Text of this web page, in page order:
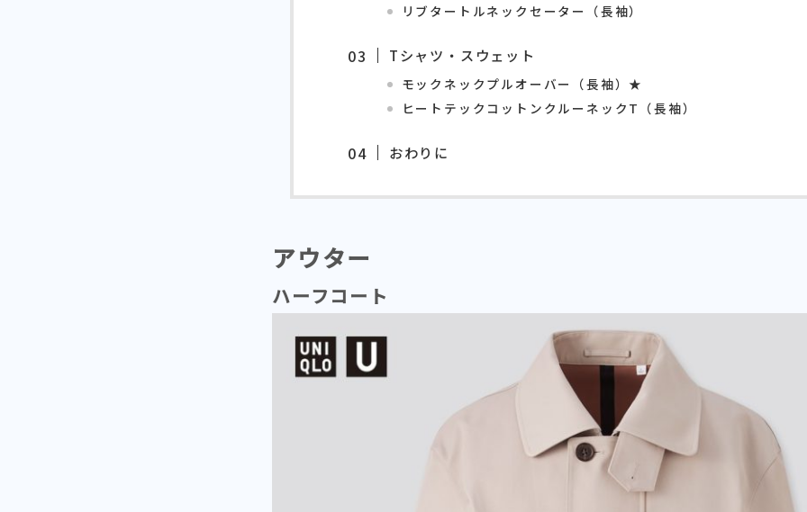
リブタートルネックセーター（長袖）
Tシャツ・スウェット
モックネックプルオーバー（長袖）★
ヒートテックコットンクルーネックT（長袖）
おわりに
アウター
ハーフコート